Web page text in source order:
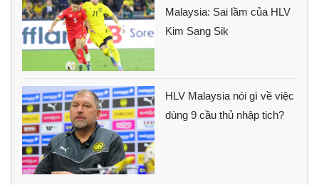
Malaysia: Sai lầm của HLV
Kim Sang Sik
HLV Malaysia nói gì về việc
dùng 9 cầu thủ nhập tịch?